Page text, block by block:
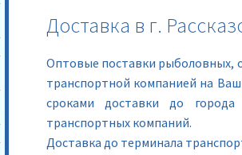
Доставка в г.
Оптовые поставки рыболовных,
транспортной компанией на
сроками доставки до
транспортных компаний.
Доставка до терминала